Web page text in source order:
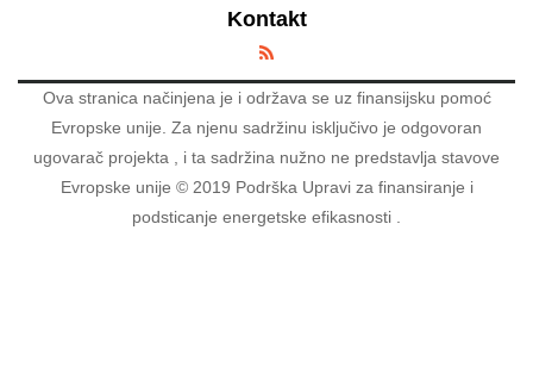
Kontakt
Ova stranica načinjena je i održava se uz finansijsku pomoć
Evropske unije. Za njenu sadržinu isključivo je odgovoran
ugovarač projekta , i ta sadržina nužno ne predstavlja stavove
Evropske unije © 2019 Podrška Upravi za finansiranje i
podsticanje energetske efikasnosti .